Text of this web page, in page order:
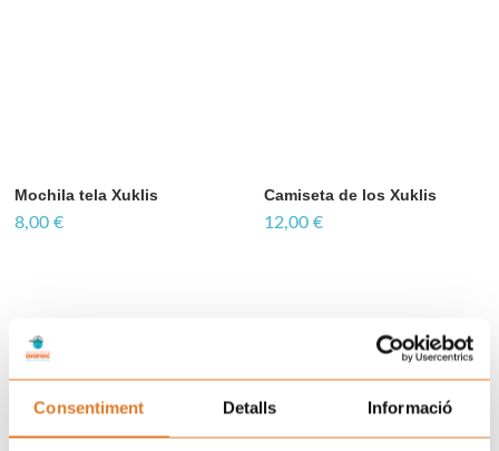
Consentiment Detalls Informació
Mochila tela Xuklis
8,00€
Camiseta de los Xuklis
12,00€